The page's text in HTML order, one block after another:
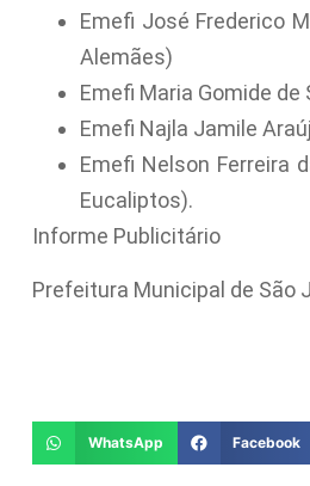
Emefi José Frederico
Alemães)
Emefi Maria Gomide de
Emefi Najla Jamile
Emefi Nelson Ferreira
Eucaliptos).
Informe Publicitário
Prefeitura Municipal de São
WhatsApp Facebook